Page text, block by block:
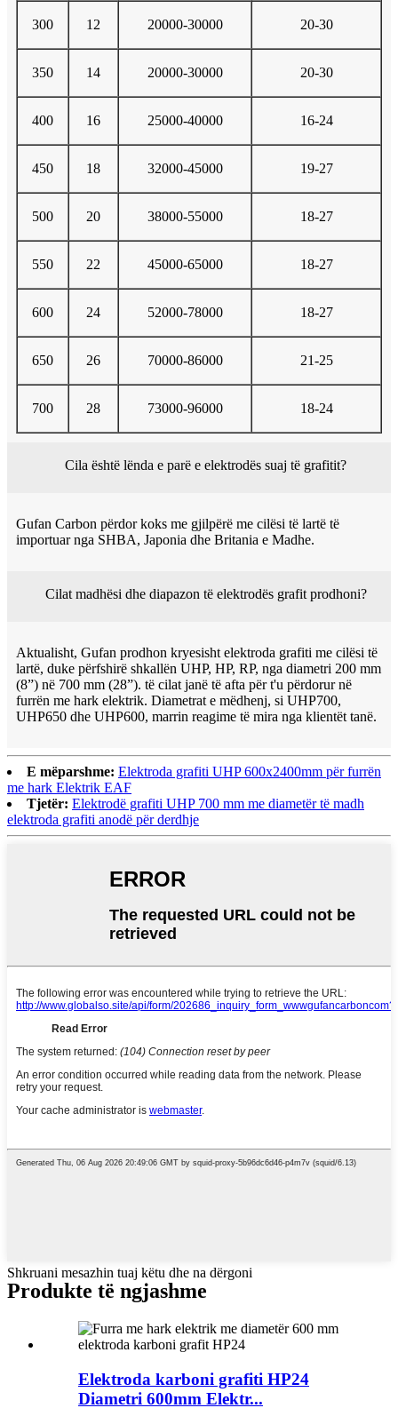
300 12 20000-30000 20-30
350 14 20000-30000 20-30
400 16 25000-40000 16-24
450 18 32000-45000 19-27
500 20 38000-55000 18-27
550 22 45000-65000 18-27
600 24 52000-78000 18-27
650 26 70000-86000 21-25
700 28 73000-96000 18-24
Cila është lënda e parë e elektrodës suaj të grafitit?
Gufan Carbon përdor koks me gjilpërë me cilësi të lartë të
importuar nga SHBA, Japonia dhe Britania e Madhe.
Cilat madhësi dhe diapazon të elektrodës grafit prodhoni?
Aktualisht, Gufan prodhon kryesisht elektroda grafiti me cilësi të
lartë, duke përfshirë shkallën UHP, HP, RP, nga diametri 200 mm
(8”) në 700 mm (28”). të cilat janë të afta për t'u përdorur në
furrën me hark elektrik. Diametrat e mëdhenj, si UHP700,
UHP650 dhe UHP600, marrin reagime të mira nga klientët tanë.
E mëparshme: Elektroda grafiti UHP 600x2400mm për furrën
me hark Elektrik EAF
Tjetër: Elektrodë grafiti UHP 700 mm me diametër të madh
elektroda grafiti anodë për derdhje
Shkruani mesazhin tuaj këtu dhe na dërgoni
Produkte të ngjashme
Elektroda karboni grafiti HP24
Diametri 600mm Elektr...